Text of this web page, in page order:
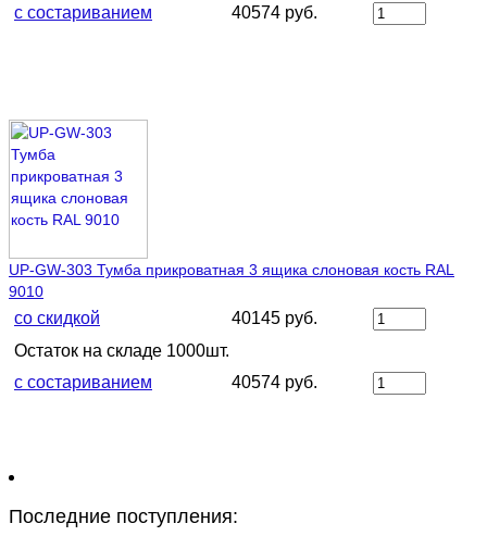
с состариванием
40574 руб.
UP-GW-303 Тумба прикроватная 3 ящика слоновая кость RAL
9010
со скидкой
40145 руб.
Остаток на складе 1000шт.
с состариванием
40574 руб.
Последние поступления: